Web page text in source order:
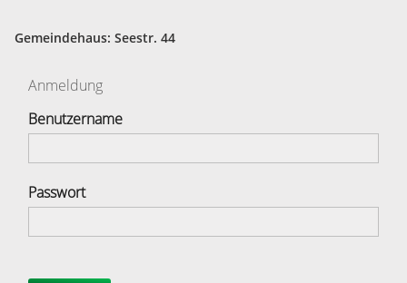
Gemeindehaus: Seestr. 44
Anmeldung
Benutzername
Passwort